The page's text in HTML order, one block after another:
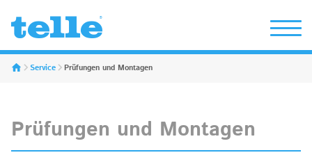
Erwin Telle GmbH
Service Prüfungen und Montagen
Prüfungen und Montagen